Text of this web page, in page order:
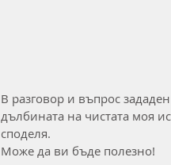
В разговор и въпрос
дълбината на чистата моя
споделя.
Може да ви бъде полезно!